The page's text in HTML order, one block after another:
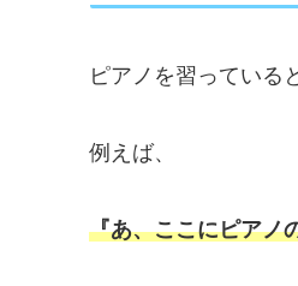
ピアノを習っている
例えば、
『あ、ここにピアノ